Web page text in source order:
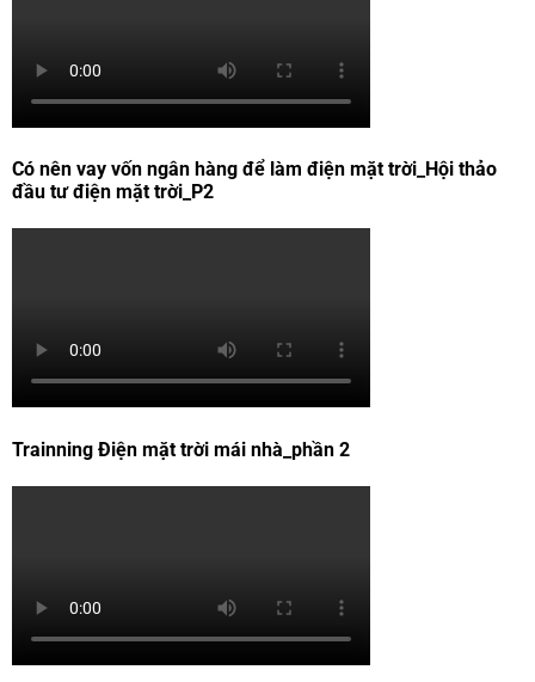
Có nên vay vốn ngân hàng để làm điện mặt trời_Hội thảo
đầu tư điện mặt trời_P2
Trainning Điện mặt trời mái nhà_phần 2